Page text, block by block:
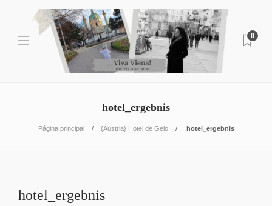
0
hotel_ergebnis
Página principal {Áustria} Hotel de Gelo hotel_ergebnis
hotel_ergebnis